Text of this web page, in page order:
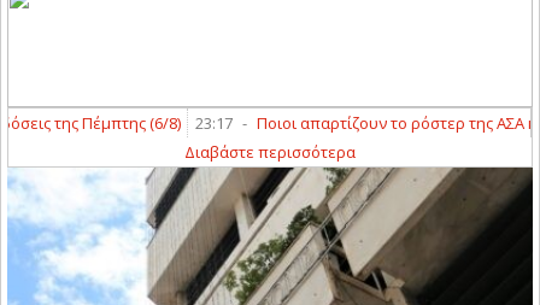
της Πέμπτης (6/8) 23:17 -
Ποιοι απαρτίζουν το ρόστερ της ΑΣΑ και
Διαβάστε περισσότερα